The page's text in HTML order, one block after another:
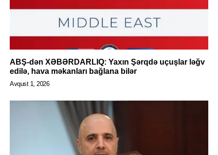
ABŞ-dən XƏBƏRDARLIQ: Yaxın Şərqdə uçuşlar ləğv
edilə, hava məkanları bağlana bilər
Avqust 1, 2026